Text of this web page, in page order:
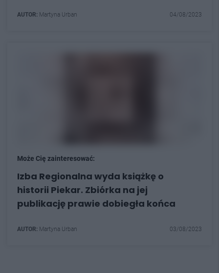
AUTOR: Martyna Urban 04/08/2023
Może Cię zainteresować:
Izba Regionalna wyda książkę o
historii Piekar. Zbiórka na jej
publikację prawie dobiegła końca
AUTOR: Martyna Urban 03/08/2023